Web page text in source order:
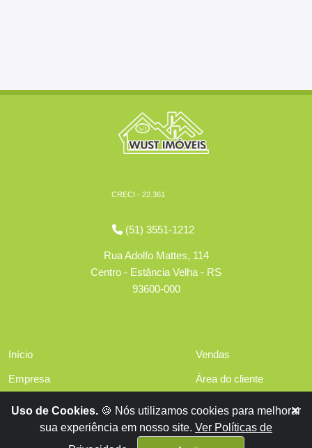
CRECI - 22.361
(51) 3551-1212
Rua Adolfo Mattes, 114
Centro - Estância Velha - RS
93600-000
Início
Empresa
Financiamentos
Vendas
Área do cliente
Contato
Uso de Cookies. 🍪 Nós utilizamos cookies para melhorar
sua experiência em nosso site. Ver Políticas de